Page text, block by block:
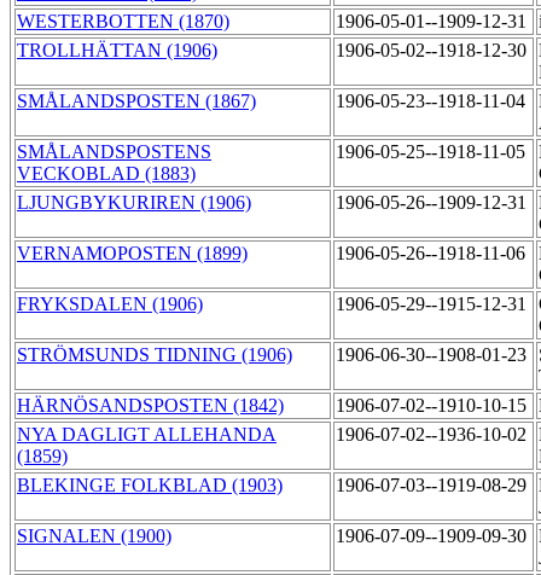
WESTERBOTTEN (1870)
1906-05-01--1909-12-31
TROLLHÄTTAN (1906)
1906-05-02--1918-12-30
SMÅLANDSPOSTEN (1867)
1906-05-23--1918-11-04
SMÅLANDSPOSTENS
VECKOBLAD (1883)
1906-05-25--1918-11-05
LJUNGBYKURIREN (1906)
1906-05-26--1909-12-31
VERNAMOPOSTEN (1899)
1906-05-26--1918-11-06
FRYKSDALEN (1906)
1906-05-29--1915-12-31
STRÖMSUNDS TIDNING (1906)
1906-06-30--1908-01-23
HÄRNÖSANDSPOSTEN (1842)
1906-07-02--1910-10-15
NYA DAGLIGT ALLEHANDA
(1859)
1906-07-02--1936-10-02
BLEKINGE FOLKBLAD (1903)
1906-07-03--1919-08-29
SIGNALEN (1900)
1906-07-09--1909-09-30